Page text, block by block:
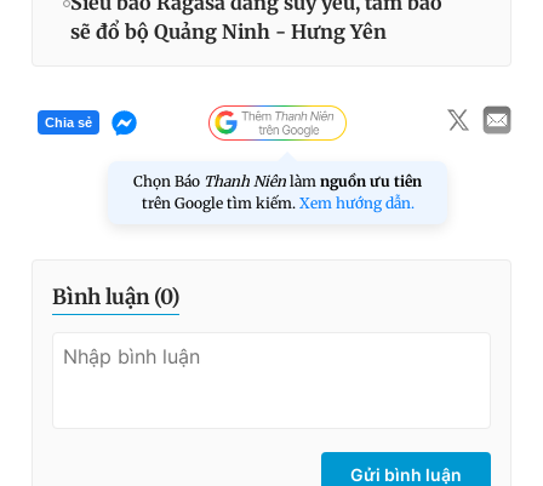
sẽ đổ bộ Quảng Ninh - Hưng Yên
Chia sẻ
Chọn Báo Thanh Niên làm nguồn ưu tiên
trên Google tìm kiếm. Xem hướng dẫn.
Bình luận (0)
Gửi bình luận